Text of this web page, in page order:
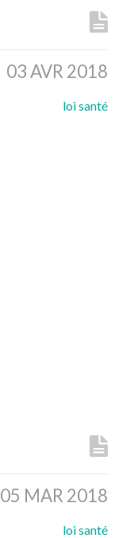
03 AVR 2018
loi santé
05 MAR 2018
loi santé